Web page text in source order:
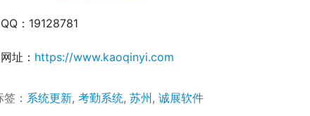
QQ：19128781
网址： https://www.kaoqinyi.com
： 系统更新, 考勤系统, 苏州, 诚展软件